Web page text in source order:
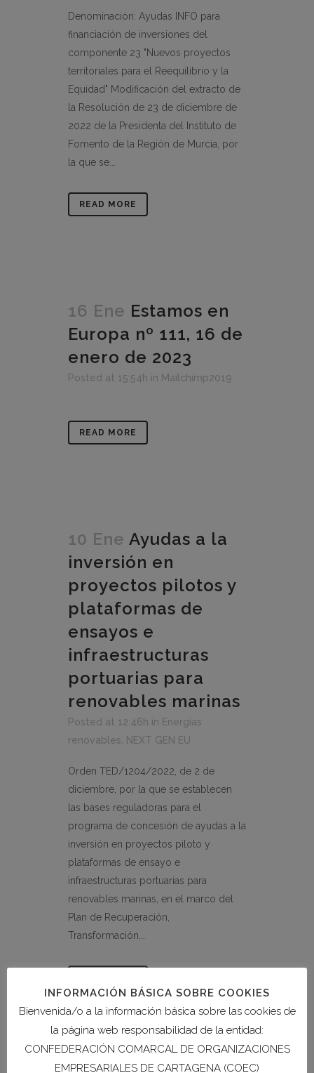
Denominación: Ayudas INFO para
financiación de inversiones del
componente 23 "Nuevos proyectos
territoriales para el Reequilibrio y la
Equidad" Modificación del extracto de
la Resolución de 23 de diciembre de
2022 de la Presidenta del Instituto de
Fomento de la Región de Murcia, por
la que se...
READ MORE
16 Ene Estamos en
Europa nº 111, 16 de
enero de 2023
Posted at 15:54h in Mailchimp2019
READ MORE
10 Ene Ayudas a la
inversión en
proyectos pilotos y
plataformas de
ensayos e
infraestructuras
portuarias para
renovables marinas
Posted at 12:46h in Energías
renovables
NEXT GEN EU
Orden TED/1204/2022, de 2 de
diciembre, por la que se establecen
las bases reguladoras para el
programa de concesión de ayudas a la
inversión en proyectos piloto y
plataformas de ensayo e
infraestructuras portuarias para
renovables marinas, en el marco del
Plan de Recuperación,
Transformación...
INFORMACIÓN BÁSICA SOBRE COOKIES
Bienvenida/o a la información básica sobre las cookies de
la página web responsabilidad de la entidad:
CONFEDERACIÓN COMARCAL DE ORGANIZACIONES
EMPRESARIALES DE CARTAGENA (COEC)